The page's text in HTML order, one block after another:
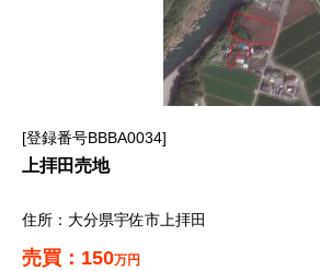
登録番号BBBA0034
上拝田売地
大分県宇佐市上拝田
150万円